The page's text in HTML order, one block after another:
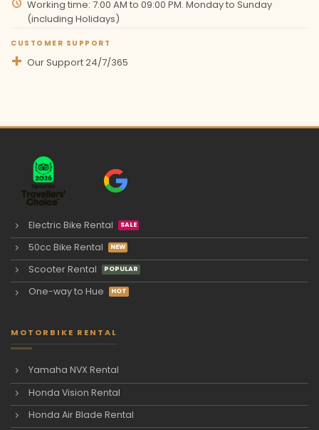
Working time: 7:00 AM to 09:00 PM. Monday to Sunday
(including Holidays)
CUSTOMER SUPPORT
Our Support 24/7/365
Electric Bike Rental
50cc Bike Rental
Scooter Rental
One-way to Hue
MOTORBIKE RENTAL
Yamaha NVX Rental
Honda Vision Rental
Honda Air Blade Rental